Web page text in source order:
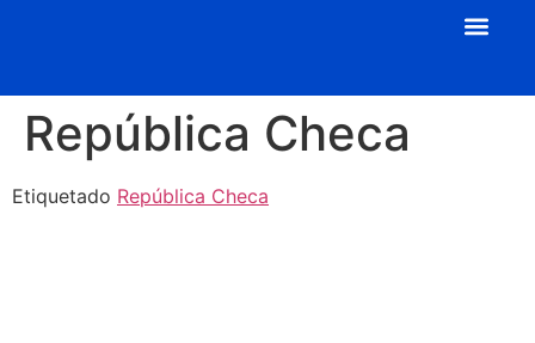
República Checa
Etiquetado República Checa